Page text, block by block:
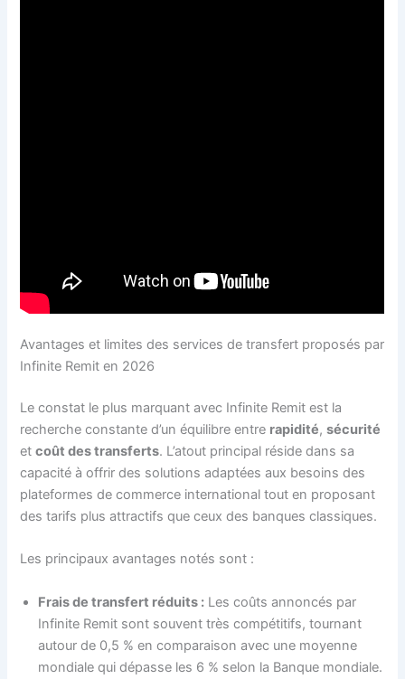
Avantages et limites des services de transfert proposés par
Infinite Remit en 2026
Le constat le plus marquant avec Infinite Remit est la
recherche constante d’un équilibre entre rapidité,sécurité
etcoût des transferts. L’atout principal réside dans sa
capacité à offrir des solutions adaptées aux besoins des
plateformes de commerce international tout en proposant
des tarifs plus attractifs que ceux des banques classiques.
Les principaux avantages notés sont :
Frais de transfert réduits : Les coûts annoncés par
Infinite Remit sont souvent très compétitifs, tournant
autour de 0,5 % en comparaison avec une moyenne
mondiale qui dépasse les 6 % selon la Banque mondiale.